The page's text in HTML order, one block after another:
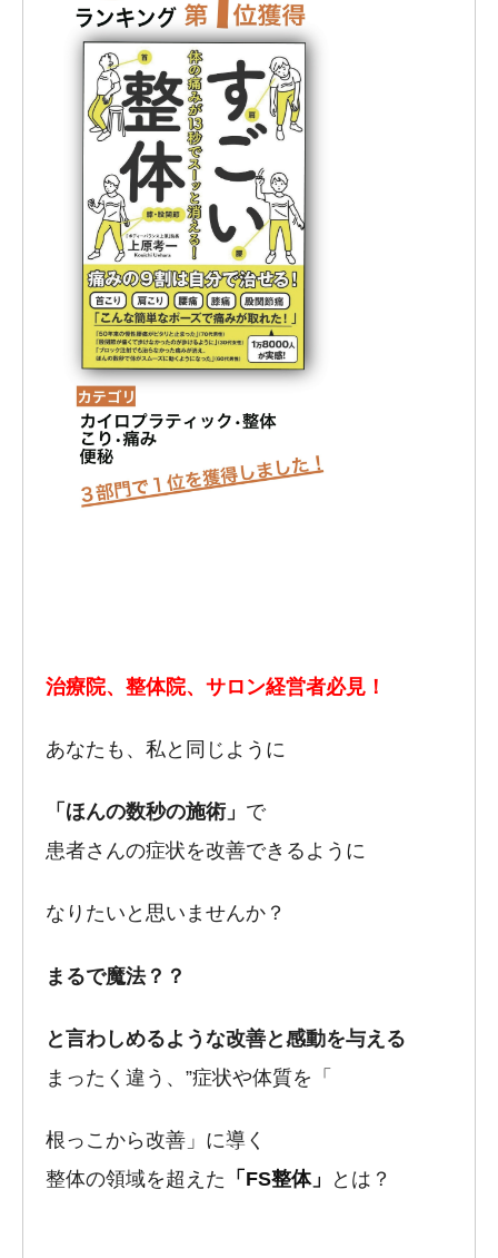
治療院、整体院、サロン経営者必見！
あなたも、私と同じように
「ほんの数秒の施術」 で
患者さんの症状を改善できるように
なりたいと思いませんか？
まるで魔法？？
と言わしめるような改善と感動を与える
まったく違う、”症状や体質を「
根っこから改善」に導く
整体の領域を超えた 「FS整体」 とは？